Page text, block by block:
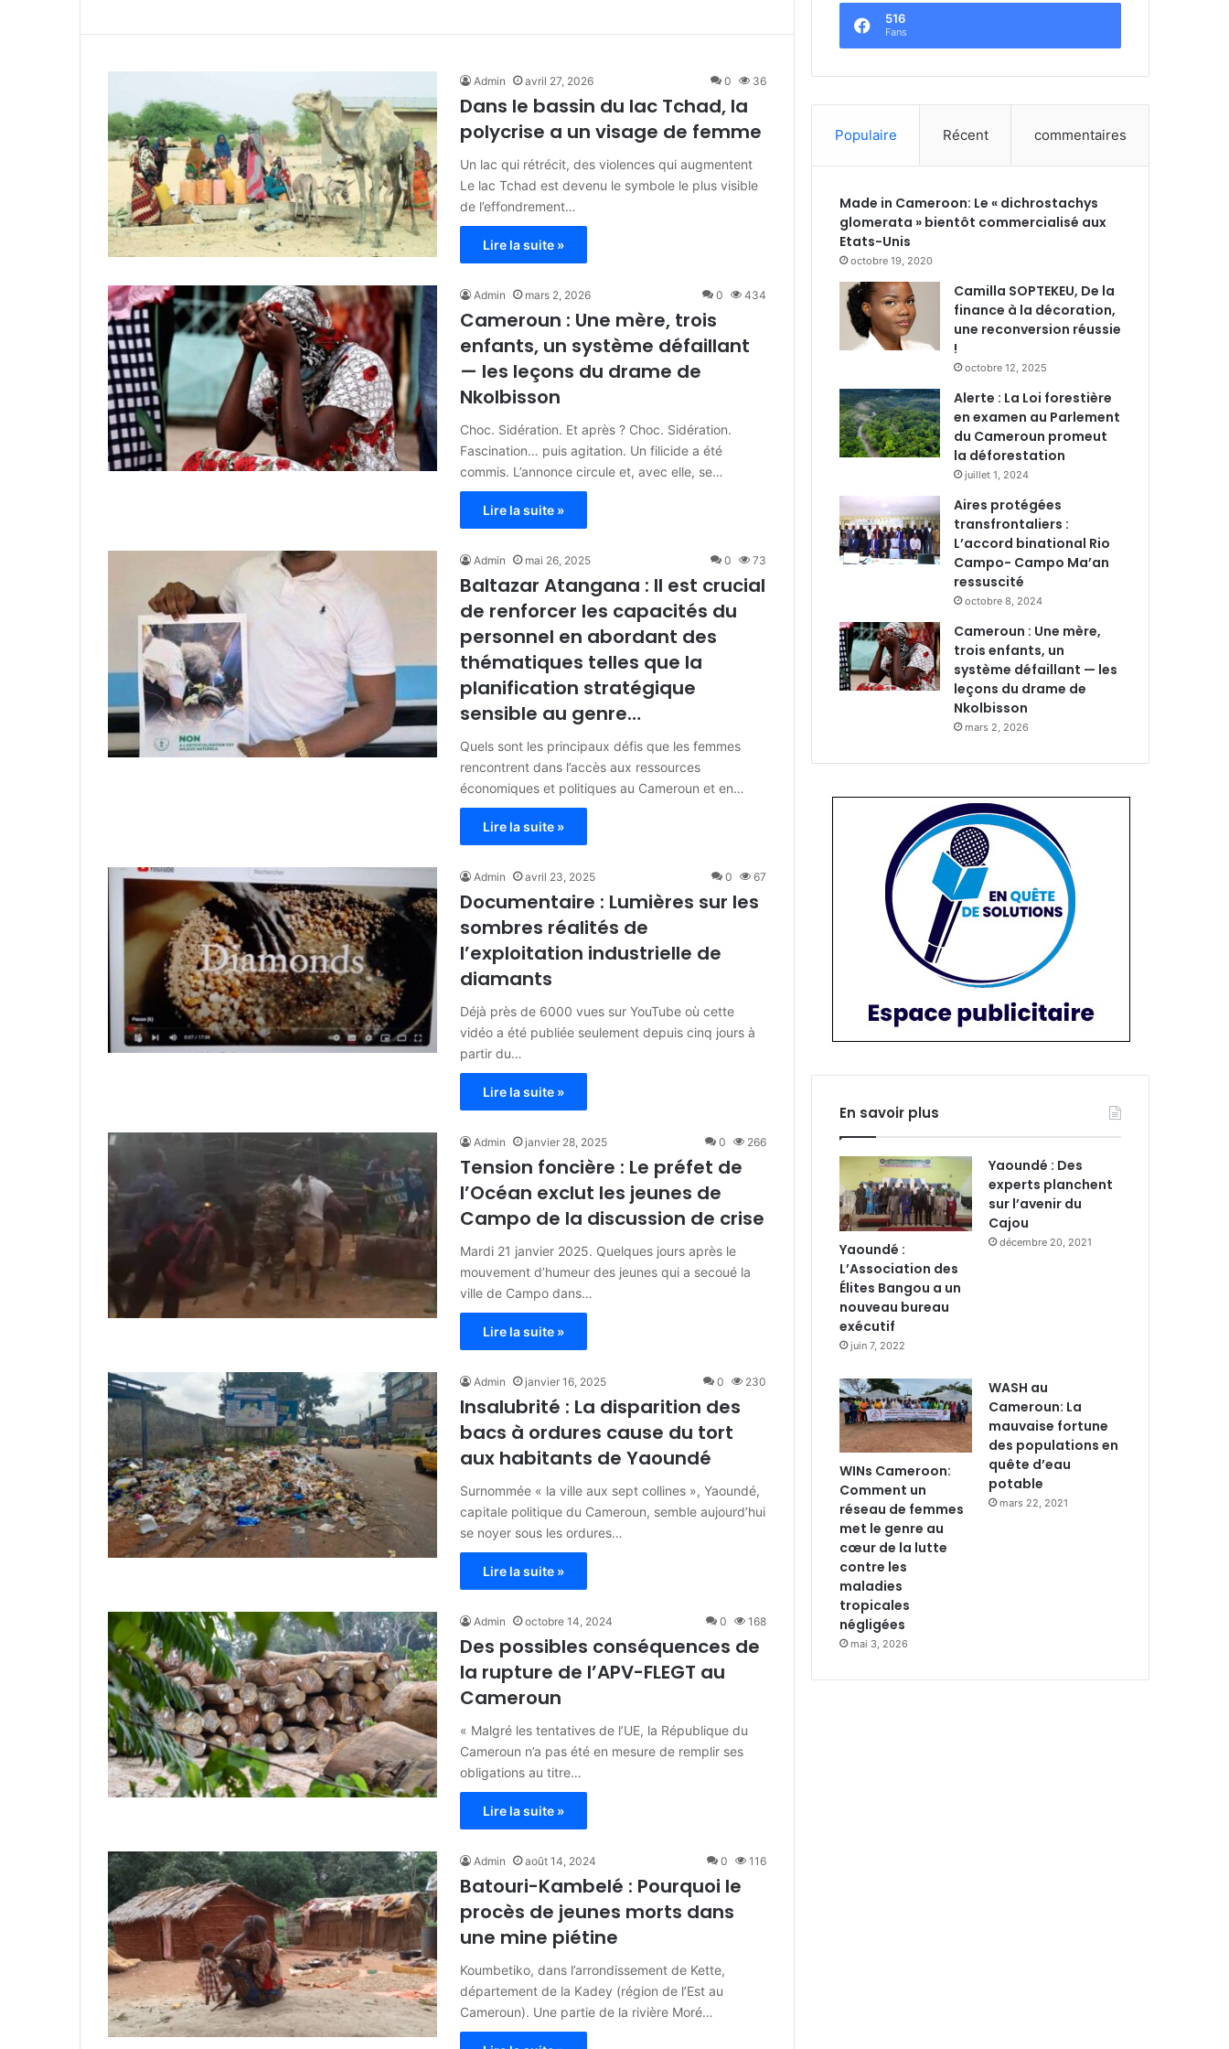
Admin avril 27, 2026 0 36
Dans le bassin du lac Tchad, la
polycrise a un visage de femme
Un lac qui rétrécit, des violences qui augmentent
Le lac Tchad est devenu le symbole le plus visible
de l’effondrement…
Lire la suite »
Admin mars 2, 2026 0 434
Cameroun : Une mère, trois
enfants, un système défaillant
— les leçons du drame de
Nkolbisson
Choc. Sidération. Et après ? Choc. Sidération.
Fascination… puis agitation. Un filicide a été
commis. L’annonce circule et, avec elle, se…
Lire la suite »
Admin mai 26, 2025 0 73
Baltazar Atangana : Il est crucial
de renforcer les capacités du
personnel en abordant des
thématiques telles que la
planification stratégique
sensible au genre…
Quels sont les principaux défis que les femmes
rencontrent dans l’accès aux ressources
économiques et politiques au Cameroun et en…
Lire la suite »
Admin avril 23, 2025 0 67
Documentaire : Lumières sur les
sombres réalités de
l’exploitation industrielle de
diamants
Déjà près de 6000 vues sur YouTube où cette
vidéo a été publiée seulement depuis cinq jours à
partir du…
Lire la suite »
Admin janvier 28, 2025 0 266
Tension foncière : Le préfet de
l’Océan exclut les jeunes de
Campo de la discussion de crise
Mardi 21 janvier 2025. Quelques jours après le
mouvement d’humeur des jeunes qui a secoué la
ville de Campo dans…
Lire la suite »
Admin janvier 16, 2025 0 230
Insalubrité : La disparition des
bacs à ordures cause du tort
aux habitants de Yaoundé
Surnommée « la ville aux sept collines », Yaoundé,
capitale politique du Cameroun, semble aujourd’hui
se noyer sous les ordures…
Lire la suite »
Admin octobre 14, 2024 0 168
Des possibles conséquences de
la rupture de l’APV-FLEGT au
Cameroun
« Malgré les tentatives de l’UE, la République du
Cameroun n’a pas été en mesure de remplir ses
obligations au titre…
Lire la suite »
Admin août 14, 2024 0 116
Batouri-Kambelé : Pourquoi le
procès de jeunes morts dans
une mine piétine
Koumbetiko, dans l’arrondissement de Kette,
département de la Kadey (région de l’Est au
Cameroun). Une partie de la rivière Moré…
516
Fans
Populaire Récent commentaires
Made in Cameroon: Le « dichrostachys
glomerata » bientôt commercialisé aux
Etats-Unis
octobre 19, 2020
Camilla SOPTEKEU, De la
finance à la décoration,
une reconversion réussie
!
octobre 12, 2025
Alerte : La Loi forestière
en examen au Parlement
du Cameroun promeut
la déforestation
juillet 1, 2024
Aires protégées
transfrontaliers :
L’accord binational Rio
Campo- Campo Ma’an
ressuscité
octobre 8, 2024
Cameroun : Une mère,
trois enfants, un
système défaillant — les
leçons du drame de
Nkolbisson
mars 2, 2026
En savoir plus
Yaoundé :
L’Association des
Élites Bangou a un
nouveau bureau
exécutif
juin 7, 2022
Yaoundé : Des
experts planchent
sur l’avenir du
Cajou
décembre 20, 2021
WINs Cameroon:
Comment un
réseau de femmes
met le genre au
cœur de la lutte
contre les
maladies
tropicales
négligées
mai 3, 2026
WASH au
Cameroun: La
mauvaise fortune
des populations en
quête d’eau
potable
mars 22, 2021